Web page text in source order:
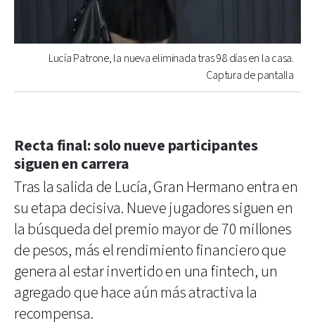
Lucía Patrone, la nueva eliminada tras 98 días en la casa.
Captura de pantalla
Recta final: solo nueve participantes
siguen en carrera
Tras la salida de Lucía, Gran Hermano entra en
su etapa decisiva. Nueve jugadores siguen en
la búsqueda del premio mayor de 70 millones
de pesos, más el rendimiento financiero que
genera al estar invertido en una fintech, un
agregado que hace aún más atractiva la
recompensa.